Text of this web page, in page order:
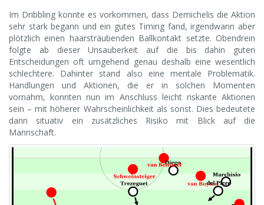
Im Dribbling konnte es vorkommen, dass Demichelis die Aktion
sehr stark begann und ein gutes Timing fand, irgendwann aber
plötzlich einen haarsträubenden Ballkontakt setzte. Obendrein
folgte ab dieser Unsauberkeit auf die bis dahin guten
Entscheidungen oft umgehend genau deshalb eine wesentlich
schlechtere. Dahinter stand also eine mentale Problematik.
Handlungen und Aktionen, die er in solchen Momenten
vornahm, konnten nun im Anschluss leicht riskante Aktionen
sein – mit höherer Wahrscheinlichkeit als sonst. Dies bedeutete
dann situativ ein zusätzliches Risiko mit Blick auf die
Mannschaft.